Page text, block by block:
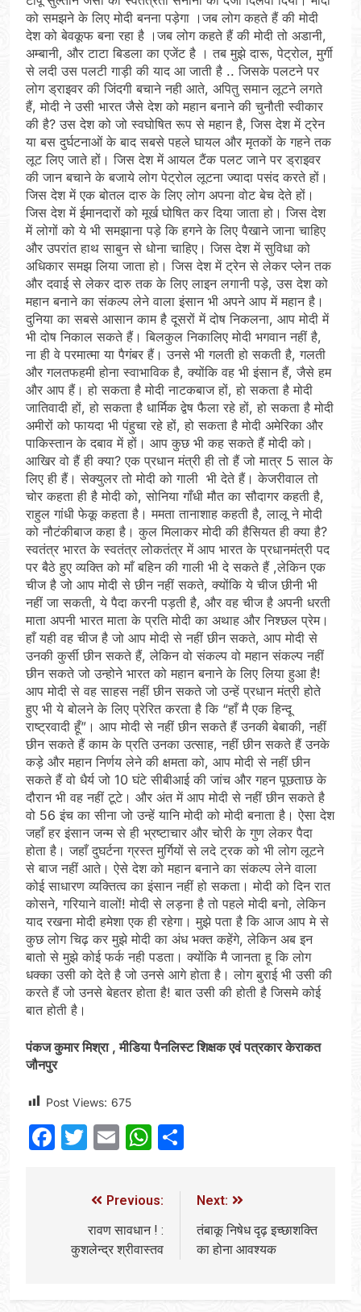
को समझने के लिए मोदी बनना पड़ेगा ।जब लोग कहते हैं की मोदी
देश को बेवकूफ बना रहा है ।जब लोग कहते हैं की मोदी तो अडानी,
अम्बानी, और टाटा बिडला का एजेंट है । तब मुझे दारू, पेट्रोल, मुर्गी
से लदी उस पलटी गाड़ी की याद आ जाती है .. जिसके पलटने पर
लोग ड्राइवर की जिंदगी बचाने नही आते, अपितु समान लूटने लगते
हैं, मोदी ने उसी भारत जैसे देश को महान बनाने की चुनौती स्वीकार
की है? उस देश को जो स्वघोषित रूप से महान है, जिस देश में ट्रेन
या बस दुर्घटनाओं के बाद सबसे पहले घायल और मृतकों के गहने तक
लूट लिए जाते हों। जिस देश में आयल टैंक पलट जाने पर ड्राइवर
की जान बचाने के बजाये लोग पेट्रोल लूटना ज्यादा पसंद करते हों।
जिस देश में एक बोतल दारु के लिए लोग अपना वोट बेच देते हों।
जिस देश में ईमानदारों को मूर्ख घोषित कर दिया जाता हो। जिस देश
में लोगों को ये भी समझाना पड़े कि हगने के लिए पैखाने जाना चाहिए
और उपरांत हाथ साबुन से धोना चाहिए। जिस देश में सुविधा को
अधिकार समझ लिया जाता हो। जिस देश में ट्रेन से लेकर प्लेन तक
और दवाई से लेकर दारु तक के लिए लाइन लगानी पड़े, उस देश को
महान बनाने का संकल्प लेने वाला इंसान भी अपने आप में महान है।
दुनिया का सबसे आसान काम है दूसरों में दोष निकलना, आप मोदी में
भी दोष निकाल सकते हैं। बिलकुल निकालिए मोदी भगवान नहीं है,
ना ही वे परमात्मा या पैगंबर हैं। उनसे भी गलती हो सकती है, गलती
और गलतफहमी होना स्वाभाविक है, क्योंकि वह भी इंसान हैं, जैसे हम
और आप हैं। हो सकता है मोदी नाटकबाज हों, हो सकता है मोदी
जातिवादी हों, हो सकता है धार्मिक द्वेष फैला रहे हों, हो सकता है मोदी
अमीरों को फायदा भी पंहुचा रहे हों, हो सकता है मोदी अमेरिका और
पाकिस्तान के दबाव में हों। आप कुछ भी कह सकते हैं मोदी को।
आखिर वो हैं ही क्या? एक प्रधान मंत्री ही तो हैं जो मात्र 5 साल के
लिए ही हैं। सेक्युलर तो मोदी को गाली भी देते हैं। केजरीवाल तो
चोर कहता ही है मोदी को, सोनिया गाँधी मौत का सौदागर कहती है,
राहुल गांधी फेकू कहता है। ममता तानाशाह कहती है, लालू ने मोदी
को नौटंकीबाज कहा है। कुल मिलाकर मोदी की हैसियत ही क्या है?
स्वतंत्र भारत के स्वतंत्र लोकतंत्र में आप भारत के प्रधानमंत्री पद
पर बैठे हुए व्यक्ति को माँ बहिन की गाली भी दे सकते हैं ,लेकिन एक
चीज है जो आप मोदी से छीन नहीं सकते, क्योंकि ये चीज छीनी भी
नहीं जा सकती, ये पैदा करनी पड़ती है, और वह चीज है अपनी धरती
माता अपनी भारत माता के प्रति मोदी का अथाह और निश्छल प्रेम।
हाँ यही वह चीज है जो आप मोदी से नहीं छीन सकते, आप मोदी से
उनकी कुर्सी छीन सकते हैं, लेकिन वो संकल्प वो महान संकल्प नहीं
छीन सकते जो उन्होने भारत को महान बनाने के लिए लिया हुआ है!
आप मोदी से वह साहस नहीं छीन सकते जो उन्हें प्रधान मंत्री होते
हुए भी ये बोलने के लिए प्रेरित करता है कि “हाँ मै एक हिन्दू
राष्ट्रवादी हूँ”। आप मोदी से नहीं छीन सकते हैं उनकी बेबाकी, नहीं
छीन सकते हैं काम के प्रति उनका उत्साह, नहीं छीन सकते हैं उनके
कड़े और महान निर्णय लेने की क्षमता को, आप मोदी से नहीं छीन
सकते हैं वो धैर्य जो 10 घंटे सीबीआई की जांच और गहन पूछताछ के
दौरान भी वह नहीं टूटे। और अंत में आप मोदी से नहीं छीन सकते है
वो 56 इंच का सीना जो उन्हें यानि मोदी को मोदी बनाता है। ऐसा देश
जहाँ हर इंसान जन्म से ही भ्रष्टाचार और चोरी के गुण लेकर पैदा
होता है। जहाँ दुघर्टना ग्रस्त मुर्गियों से लदे ट्रक को भी लोग लूटने
से बाज नहीं आते। ऐसे देश को महान बनाने का संकल्प लेने वाला
कोई साधारण व्यक्तित्व का इंसान नहीं हो सकता। मोदी को दिन रात
कोसने, गरियाने वालों! मोदी से लड़ना है तो पहले मोदी बनो, लेकिन
याद रखना मोदी हमेशा एक ही रहेगा। मुझे पता है कि आज आप मे से
कुछ लोग चिढ़ कर मुझे मोदी का अंध भक्त कहेंगे, लेकिन अब इन
बातो से मुझे कोई फर्क नही पडता। क्योंकि मै जानता हू कि लोग
धक्का उसी को देते है जो उनसे आगे होता है। लोग बुराई भी उसी की
करते हैं जो उनसे बेहतर होता है! बात उसी की होती है जिसमे कोई
बात होती है।
पंकज कुमार मिश्रा , मीडिया पैनलिस्ट शिक्षक एवं पत्रकार केराकत
जौनपुर
Post Views: 675
Facebook
Twitter
EmailWhatsApp
Previous:
रावण सावधान ! :
कुशलेन्द्र श्रीवास्तव
Next:
तंबाकू निषेध दृढ़ इच्छाशक्ति
का होना आवश्यक